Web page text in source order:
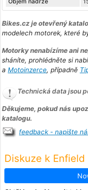
Bikes.cz je otevřený
modelech motorek, které
Motorky nenabízíme ani
sháníte, prohlédněte si
a Motoinzerce, případně
Technická data jsou
Děkujeme, pokud nás
katalogu.
feedback - napište
Diskuze k